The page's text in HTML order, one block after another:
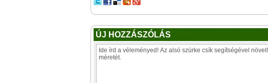
ÚJ HOZZÁSZÓLÁS